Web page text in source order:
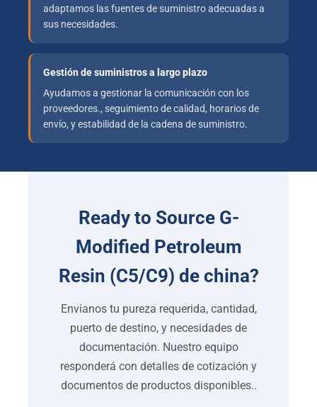
adaptamos las fuentes de suministro adecuadas a
sus necesidades.
Gestión de suministros a largo plazo
Ayudamos a gestionar la comunicación con los
proveedores., seguimiento de calidad, horarios de
envío, y estabilidad de la cadena de suministro.
Ready to Source G-
Modified Petroleum
Resin (C5/C9) de china?
Envíanos tu pureza requerida, cantidad,
puerto de destino, y necesidades de
documentación. Nuestro equipo
responderá con detalles de cotización y
documentos de productos disponibles..